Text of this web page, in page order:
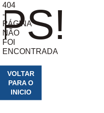
404
-
PÁGINA
NÃO
FOI
ENCONTRADA
VOLTAR
PARA O
INICIO